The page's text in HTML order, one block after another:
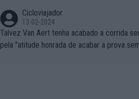
Cicloviajador
13-02-2024
Talvez Van Aert tenha acabado a corrida
pela "atitude honrada de acabar a prova